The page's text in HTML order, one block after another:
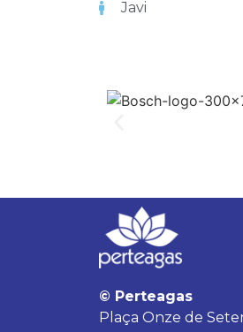
Javi
© Perteagas
Plaça Onze de